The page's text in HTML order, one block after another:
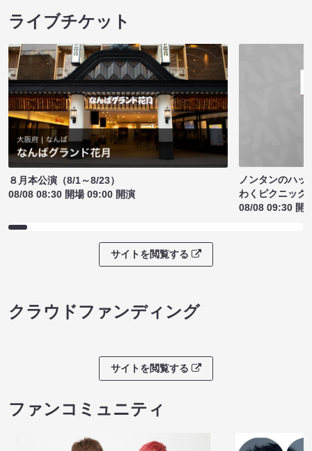
ライブチケット
８月本公演（8/1～8/23）
08/08 08:30 開場 09:00 開演
ノンタンのハッ
わくピクニック
08/08 09:30 開
サイトを閲覧する
クラウドファンディング
サイトを閲覧する
ファンコミュニティ